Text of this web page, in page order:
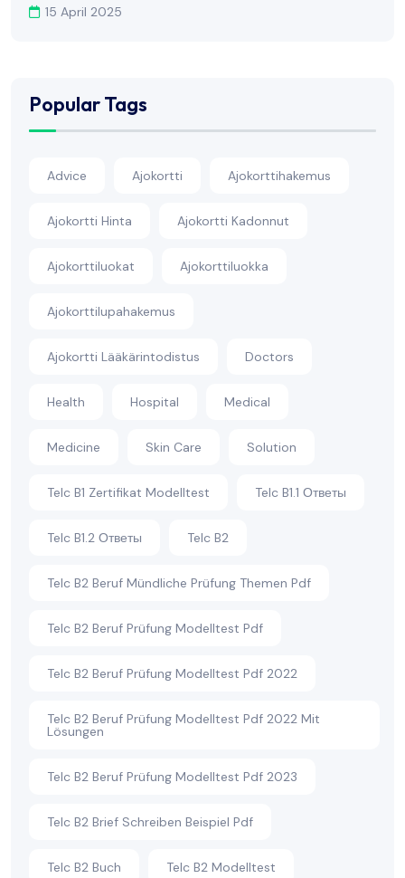
15 April 2025
Popular Tags
Advice Ajokortti Ajokorttihakemus
Ajokortti Hinta Ajokortti Kadonnut
Ajokorttiluokat Ajokorttiluokka
Ajokorttilupahakemus
Ajokortti Lääkärintodistus Doctors
Health Hospital Medical
Medicine Skin Care Solution
Telc B1 Zertifikat Modelltest Telc B1.1 Ответы
Telc B1.2 Ответы Telc B2
Telc B2 Beruf Mündliche Prüfung Themen Pdf
Telc B2 Beruf Prüfung Modelltest Pdf
Telc B2 Beruf Prüfung Modelltest Pdf 2022
Telc B2 Beruf Prüfung Modelltest Pdf 2022 Mit
Lösungen
Telc B2 Beruf Prüfung Modelltest Pdf 2023
Telc B2 Brief Schreiben Beispiel Pdf
Telc B2 Buch Telc B2 Modelltest